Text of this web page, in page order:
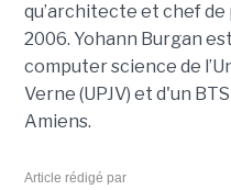
qu’architecte et chef de
2006. Yohann Burgan
computer science de
Verne (UPJV) et d'un
Amiens.
Article rédigé par